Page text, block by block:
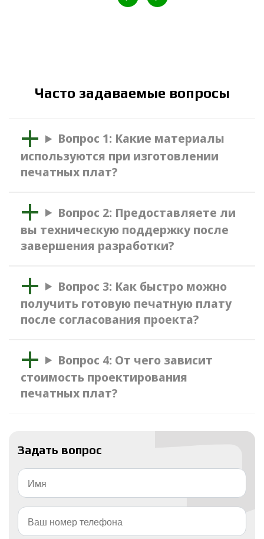
Часто задаваемые вопросы
Вопрос 1: Какие материалы
используются при изготовлении
печатных плат?
Вопрос 2: Предоставляете ли
вы техническую поддержку после
завершения разработки?
Вопрос 3: Как быстро можно
получить готовую печатную плату
после согласования проекта?
Вопрос 4: От чего зависит
стоимость проектирования
печатных плат?
Задать вопрос